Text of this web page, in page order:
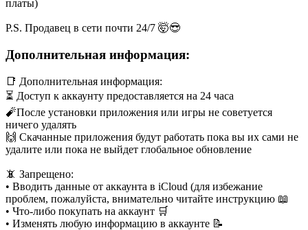
платы)
P.S. Продавец в сети почти 24/7 🤯😎
Дополнительная информация:
📑 Дополнительная информация:
⏳ Доступ к аккаунту предоставляется на 24 часа
🧨После установки приложения или игры не советуется
ничего удалять
🙌 Скачанные приложения будут работать пока вы их сами не
удалите или пока не выйдет глобальное обновление
📵 Запрещено:
• Вводить данные от аккаунта в iCloud (для избежание
проблем, пожалуйста, внимательно читайте инструкцию 📖
• Что-либо покупать на аккаунт 🛒
• Изменять любую информацию в аккаунте 📝